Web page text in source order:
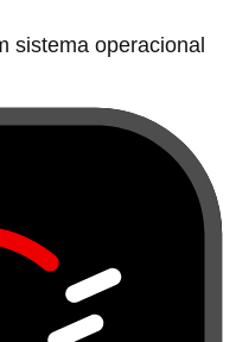
sistema operacional